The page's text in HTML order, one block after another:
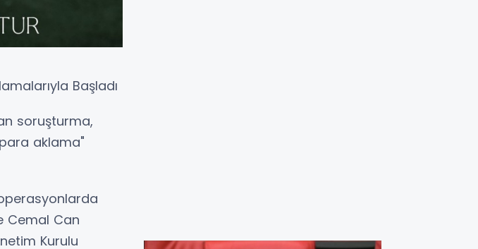
Başladı
soruşturma,
para aklama"
Cemal Can
Kurulu